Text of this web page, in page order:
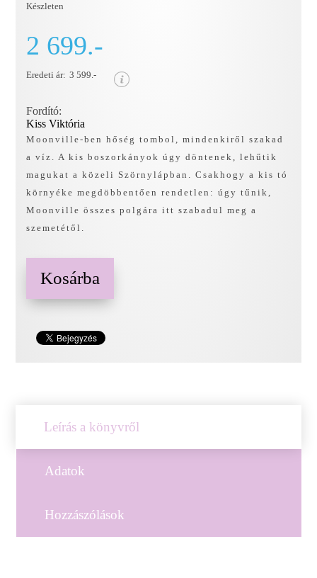
Készleten
2 699.-
Eredeti ár: 3 599.-
Fordító:
Kiss Viktória
Moonville-ben hőség tombol, mindenkiről szakad
a víz. A kis boszorkányok úgy döntenek, lehűtik
magukat a közeli Szörnylápban. Csakhogy a kis tó
környéke megdöbbentően rendetlen: úgy tűnik,
Moonville összes polgára itt szabadul meg a
szemetétől.
Kosárba
Leírás a könyvről
Adatok
Hozzászólások